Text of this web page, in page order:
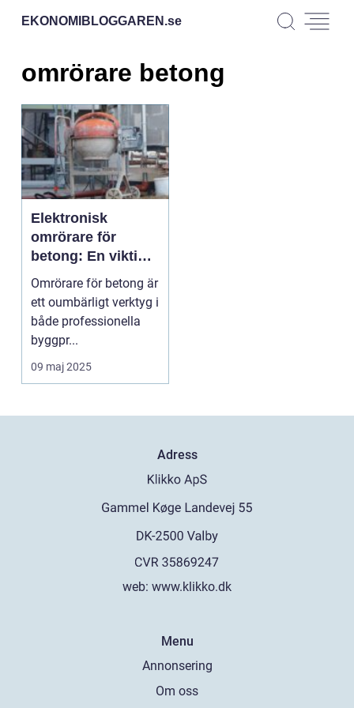
EKONOMIBLOGGAREN.se
omrörare betong
Elektronisk
omrörare för
betong: En viktig
del i
byggprocessen
Omrörare för betong är
ett oumbärligt verktyg i
både professionella
byggpr...
09 maj 2025
Adress
web: www.klikko.dk
Menu
Annonsering
Om oss